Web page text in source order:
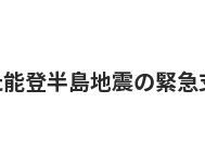
能登半島地震の緊